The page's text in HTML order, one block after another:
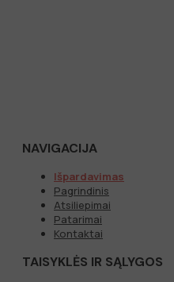
NAVIGACIJA
Išpardavimas
Pagrindinis
Atsiliepimai
Patarimai
Kontaktai
TAISYKLĖS IR SĄLYGOS